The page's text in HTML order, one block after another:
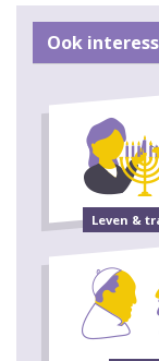
Ook
Leven &